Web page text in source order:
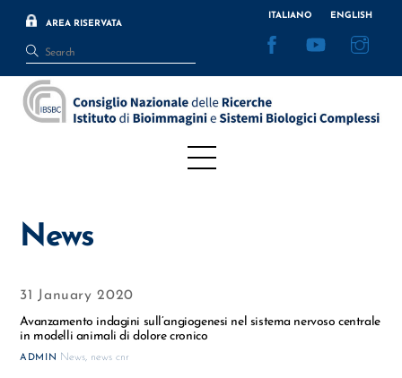
content
AREA RISERVATA
ITALIANO ENGLISH
Menu
News
31 January 2020
Avanzamento indagini sull’angiogenesi nel sistema nervoso centrale
in modelli animali di dolore cronico
ADMIN News, news cnr